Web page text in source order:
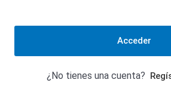
Acceder
¿No tienes una cuenta?